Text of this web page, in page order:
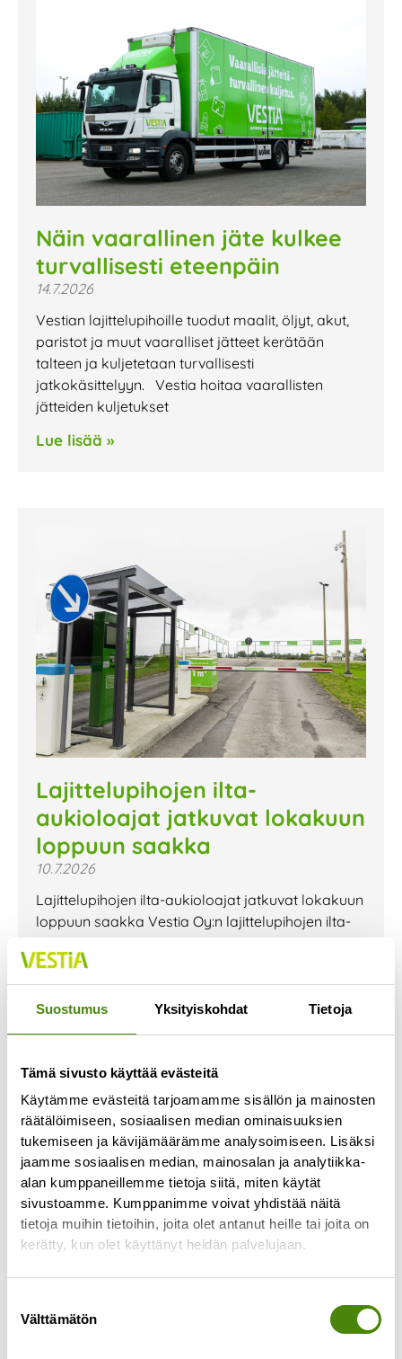
Suostumus Yksityiskohdat Tietoja
Tämä sivusto käyttää evästeitä
Käytämme evästeitä tarjoamamme sisällön ja mainosten
räätälöimiseen, sosiaalisen median ominaisuuksien
tukemiseen ja kävijämäärämme analysoimiseen. Lisäksi
jaamme sosiaalisen median, mainosalan ja analytiikka-
alan kumppaneillemme tietoja siitä, miten käytät
sivustoamme. Kumppanimme voivat yhdistää näitä
tietoja muihin tietoihin, joita olet antanut heille tai joita on
kerätty, kun olet käyttänyt heidän palvelujaan.
valinta
Välttämätön
Näin vaarallinen jäte kulkee
turvallisesti eteenpäin
14.7.2026
Vestian lajittelupihoille tuodut maalit, öljyt, akut,
paristot ja muut vaaralliset jätteet kerätään
talteen ja kuljetetaan turvallisesti
jatkokäsittelyyn. Vestia hoitaa vaarallisten
jätteiden kuljetukset
Lue lisää »
Lajittelupihojen ilta-
aukioloajat jatkuvat lokakuun
loppuun saakka
10.7.2026
Lajittelupihojen ilta-aukioloajat jatkuvat lokakuun
loppuun saakka Vestia Oy:n lajittelupihojen ilta-
Jokaisella lajittelupihalla pääsee vähintään
kerran viikossa
Lue lisää »